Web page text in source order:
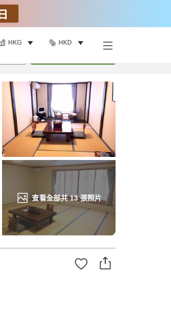
HKG HKD
查看全部共13張照片